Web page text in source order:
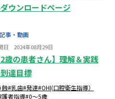
ウンロードぺージ
記事・動画
日 2024年08月29日
2歳の患者さん】理解＆実践
達目標
蝕#乳歯#発達#OHI(口腔衛生指導）
護者指導#0～5歳